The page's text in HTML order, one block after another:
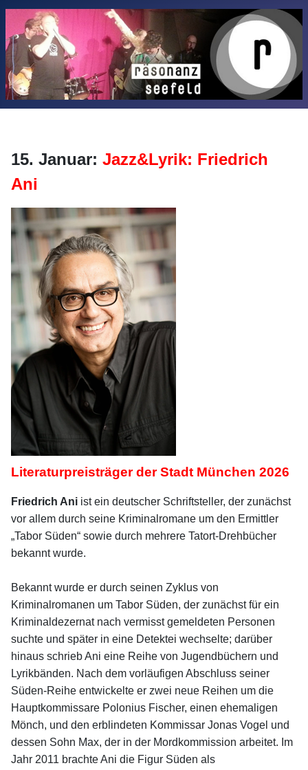
15. Januar: Jazz&Lyrik: Friedrich
Ani
Literaturpreisträger der Stadt München 2026
Friedrich Ani ist ein deutscher Schriftsteller, der zunächst
vor allem durch seine Kriminalromane um den Ermittler
„Tabor Süden“ sowie durch mehrere Tatort-Drehbücher
bekannt wurde.
Bekannt wurde er durch seinen Zyklus von
Kriminalromanen um Tabor Süden, der zunächst für ein
Kriminaldezernat nach vermisst gemeldeten Personen
suchte und später in eine Detektei wechselte; darüber
hinaus schrieb Ani eine Reihe von Jugendbüchern und
Lyrikbänden. Nach dem vorläufigen Abschluss seiner
Süden-Reihe entwickelte er zwei neue Reihen um die
Hauptkommissare Polonius Fischer, einen ehemaligen
Mönch, und den erblindeten Kommissar Jonas Vogel und
dessen Sohn Max, der in der Mordkommission arbeitet. Im
Jahr 2011 brachte Ani die Figur Süden als